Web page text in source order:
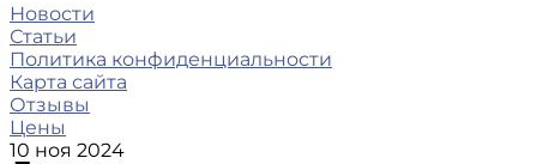
Новости
Статьи
Политика конфиденциальности
Карта сайта
Отзывы
Цены
10 ноя 2024